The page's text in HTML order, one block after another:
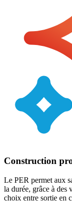
Construction
Le PER permet aux
la durée, grâce à des
choix entre sortie en